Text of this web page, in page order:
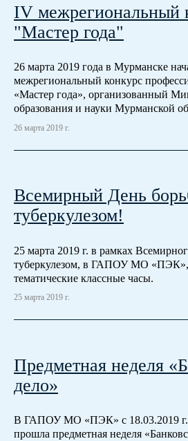
IV межрегиональный
"Мастер года"
26 марта 2019 года в Мурманске
межрегиональный конкурс
«Мастер года», организованный
образования и науки Мурманской
26 марта 2019 г.
Всемирный День
туберкулезом!
25 марта 2019 г. в рамках
туберкулезом, в ГАПОУ МО «ПЭК»,
тематические классные часы.
25 марта 2019 г.
Предметная неделя
дело»
В ГАПОУ МО «ПЭК» с 18.03.2019 г.
прошла предметная неделя